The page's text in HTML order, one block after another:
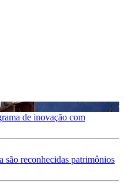
de inovação com
reconhecidas patrimônios